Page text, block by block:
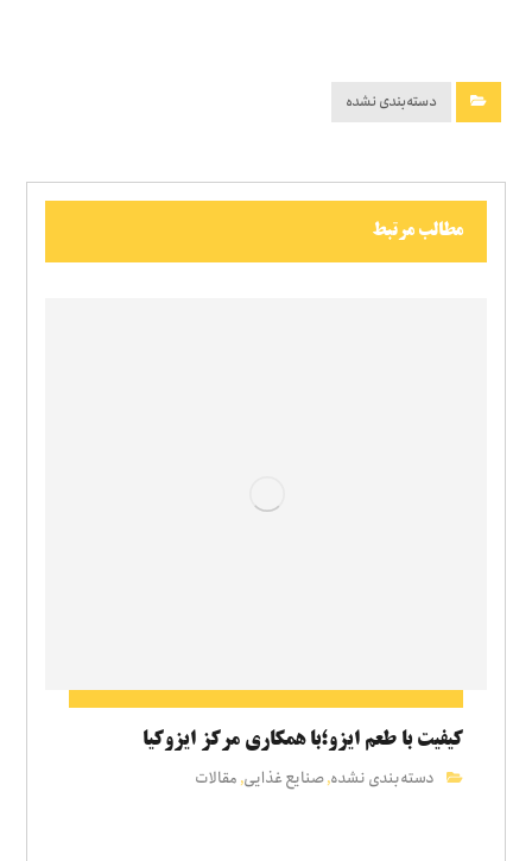
دسته‌بندی نشده
مطالب مرتبط
کیفیت با طعم ایزو؛با همکاری مرکز ایزوکیا
دسته‌بندی نشده,صنایع غذایی,مقالات